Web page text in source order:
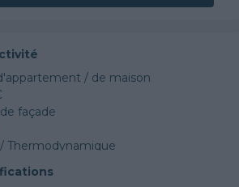
/ de maison
façade
Thermodynamique